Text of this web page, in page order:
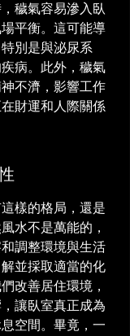
穢氣容易滲入臥
平衡。這可能導
別是與泌尿系
病。此外，穢氣
不濟，影響工作
財運和人際關係
樣的格局，還是
水不是萬能的，
調整環境與生活
並採取適當的化
改善居住環境，
讓臥室真正成為
空間。畢竟，一